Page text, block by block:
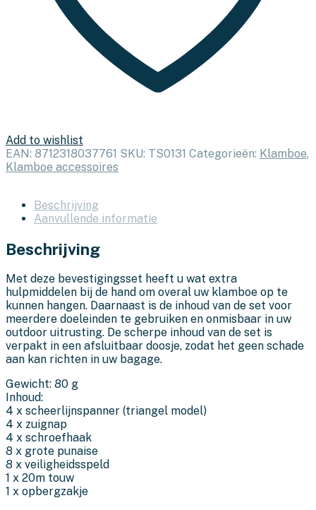
Add to wishlist
EAN: 8712318037761 SKU: TS0131 Categorieën: Klamboe,
Klamboe accessoires
Beschrijving
Aanvullende informatie
Beschrijving
Met deze bevestigingsset heeft u wat extra
hulpmiddelen bij de hand om overal uw klamboe op te
kunnen hangen. Daarnaast is de inhoud van de set voor
meerdere doeleinden te gebruiken en onmisbaar in uw
outdoor uitrusting. De scherpe inhoud van de set is
verpakt in een afsluitbaar doosje, zodat het geen schade
aan kan richten in uw bagage.
Gewicht: 80 g
Inhoud:
4 x scheerlijnspanner (triangel model)
4 x zuignap
4 x schroefhaak
8 x grote punaise
8 x veiligheidsspeld
1 x 20m touw
1 x opbergzakje